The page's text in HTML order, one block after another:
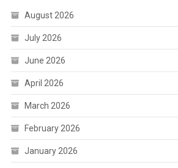
August 2026
July 2026
June 2026
April 2026
March 2026
February 2026
January 2026